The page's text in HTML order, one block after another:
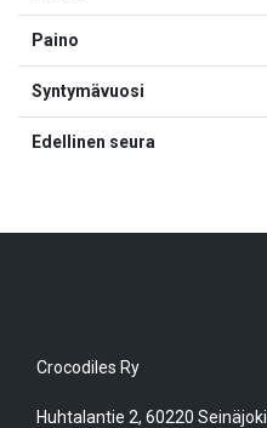
Paino
Syntymävuosi
Edellinen seura
Crocodiles Ry
Huhtalantie 2, 60220 Seinäjoki